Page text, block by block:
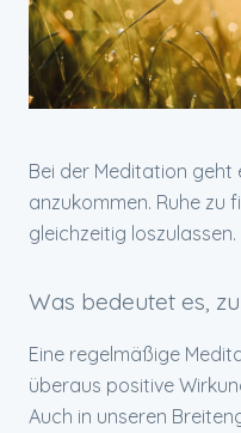
Bei der Meditation geht
anzukommen. Ruhe zu
gleichzeitig loszulassen.
Was bedeutet es,
Eine regelmäßige
überaus positive
Auch in unseren